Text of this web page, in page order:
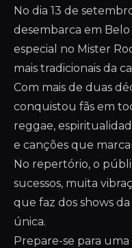
No dia 13 de
desembarca em
especial no Mister
mais tradicionais da
Com mais de duas
conquistou fãs em
reggae,
e canções que
No repertório, o
sucessos, muita
que faz dos shows
única.
Prepare-se para